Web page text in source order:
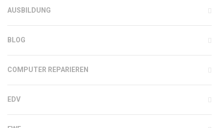
AUSBILDUNG
BLOG
COMPUTER REPARIEREN
EDV